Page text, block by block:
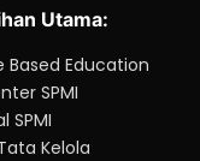
Utama:
Education
SPMI
SPMI
Kelola